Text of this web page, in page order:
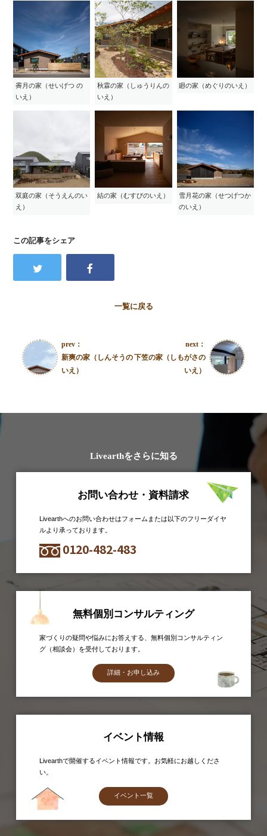
霽月の家（せいげつ の
いえ）
秋霖の家（しゅうりんの
いえ）
廻の家（めぐりのいえ）
双庭の家（そうえんのい
え）
結の家（むすびのいえ）
雪月花の家（せつげつか
のいえ）
この記事をシェア
一覧に戻る
prev：
新爽の家（しんそうの
いえ）
next：
下笠の家（しもがさの
いえ）
Livearthをさらに知る
お問い合わせ・資料請求
Livearthへのお問い合わせはフォームまたは以下のフリーダイヤ
ルより承っております。
0120-482-483
無料個別コンサルティング
家づくりの疑問や悩みにお答えする、無料個別コンサルティン
グ（相談会）を受付しております。
詳細・お申し込み
イベント情報
Livearthで開催するイベント情報です。お気軽にお越しくださ
い。
イベント一覧